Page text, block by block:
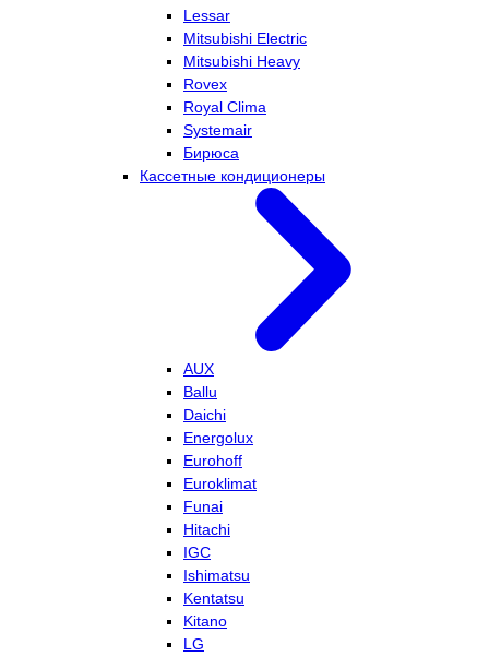
Lessar
Mitsubishi Electric
Mitsubishi Heavy
Rovex
Royal Clima
Systemair
Бирюса
Кассетные кондиционеры
AUX
Ballu
Daichi
Energolux
Eurohoff
Euroklimat
Funai
Hitachi
IGC
Ishimatsu
Kentatsu
Kitano
LG